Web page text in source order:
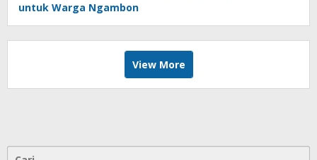
untuk Warga Ngambon
View More